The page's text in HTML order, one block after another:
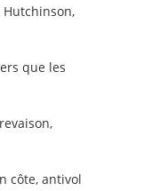
que les
côte, antivol